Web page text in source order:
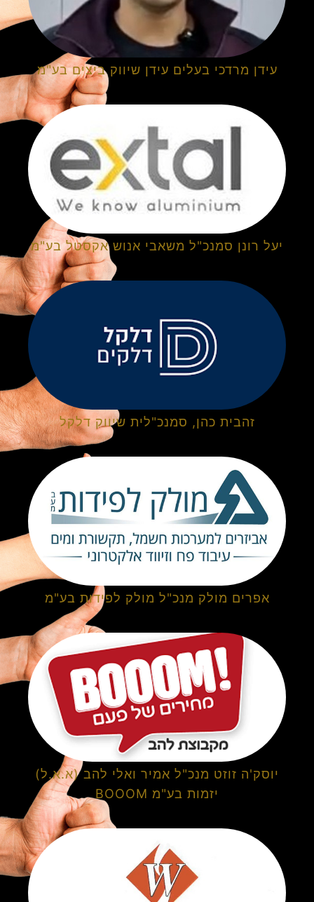
עידן מרדכי בעלים עידן שיווק ביצים בע"מ
יעל רונן סמנכ"ל משאבי אנוש אקסטל בע"מ
זהבית כהן, סמנכ"לית שיווק דלקל
אפרים מולק מנכ"ל מולק לפידות בע"מ
יוסק'ה זוזט מנכ"ל אמיר ואלי להב (א.א.ל)
יזמות בע"מ BOOOM